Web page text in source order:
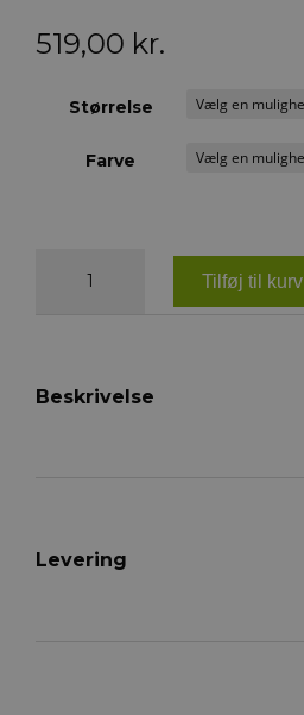
519,00 kr.
Størrelse
Farve
Stockholm
Tilføj til kurv
Beskrivelse
Levering